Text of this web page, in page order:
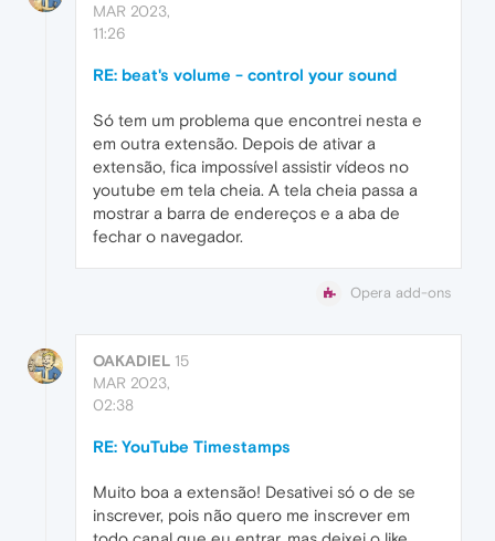
MAR 2023,
11:26
RE: beat's volume - control your sound
Só tem um problema que encontrei nesta e
em outra extensão. Depois de ativar a
extensão, fica impossível assistir vídeos no
youtube em tela cheia. A tela cheia passa a
mostrar a barra de endereços e a aba de
fechar o navegador.
Opera add-ons
OAKADIEL 15
MAR 2023,
02:38
RE: YouTube Timestamps
Muito boa a extensão! Desativei só o de se
inscrever, pois não quero me inscrever em